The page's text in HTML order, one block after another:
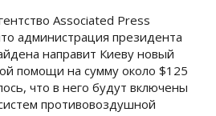
Associated Press
администрация президента
направит Киеву новый
помощи на сумму около $125
что в него будут включены
противовоздушной